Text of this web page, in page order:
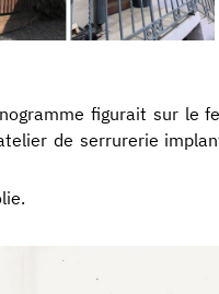
figurait sur le
de serrurerie